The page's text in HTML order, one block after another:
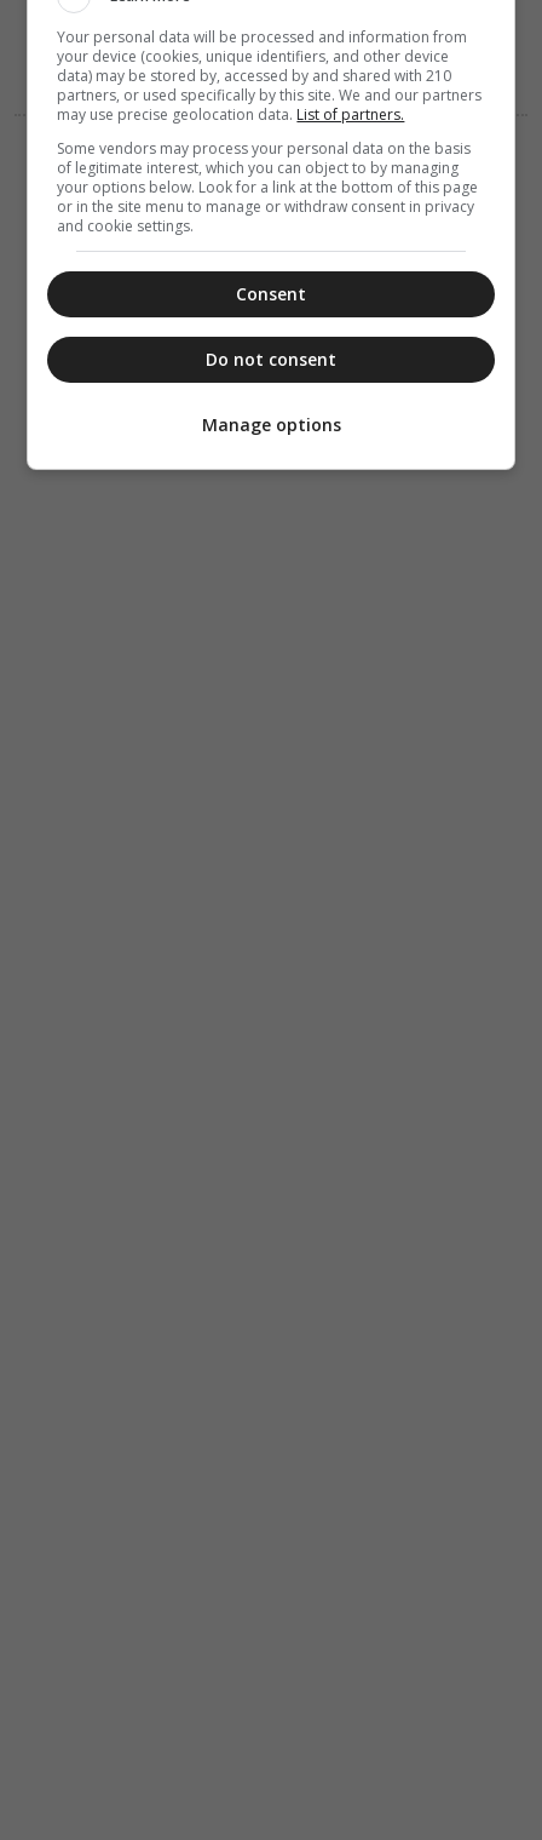
VIDEOS
ΔΙΑΦΟΡΑ
08 Αυγούστου 2026
15:28
Κι αν έπεσες,
Your personal data will be processed and information from
your device (cookies, unique identifiers, and other device
data) may be stored by, accessed by and shared with 210
partners, or used specifically by this site. We and our partners
may use precise geolocation data. List of partners.
Some vendors may process your personal data on the basis
of legitimate interest, which you can object to by managing
your options below. Look for a link at the bottom of this page
or in the site menu to manage or withdraw consent in privacy
and cookie settings.
Consent
Do not consent
Manage options